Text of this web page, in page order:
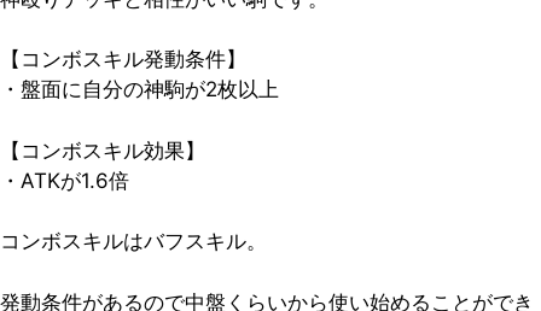
【コンボスキル発動条件】
・盤面に自分の神駒が2枚以上
【コンボスキル効果】
・ATKが1.6倍
コンボスキルはバフスキル。
発動条件があるので中盤くらいから使い始めることができ